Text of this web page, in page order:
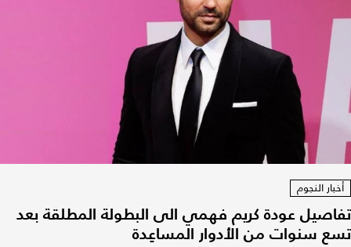
أخبار النجوم
تفاصيل عودة كريم فهمي الى البطولة المطلقة بعد
تسع سنوات من الأدوار المساعِدة